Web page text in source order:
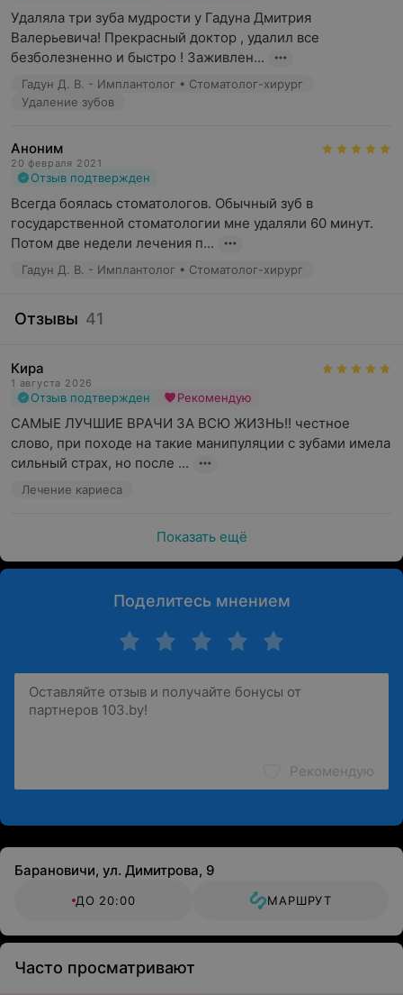
Удаляла три зуба мудрости у Гадуна Дмитрия
Валерьевича! Прекрасный доктор , удалил все
безболезненно и быстро ! Заживлен...
Гадун Д. В. - Имплантолог • Стоматолог-хирург
Удаление зубов
Аноним
20 февраля 2021
Отзыв подтвержден
Всегда боялась стоматологов. Обычный зуб в
государственной стоматологии мне удаляли 60 минут.
Потом две недели лечения п...
Гадун Д. В. - Имплантолог • Стоматолог-хирург
Отзывы 41
Кира
1 августа 2026
Отзыв подтвержден Рекомендую
САМЫЕ ЛУЧШИЕ ВРАЧИ ЗА ВСЮ ЖИЗНЬ!! честное
слово, при походе на такие манипуляции с зубами имела
сильный страх, но после ...
Лечение кариеса
Показать ещё
Поделитесь мнением
Рекомендую
Барановичи, ул. Димитрова, 9
ДО 20:00 МАРШРУТ
Часто просматривают